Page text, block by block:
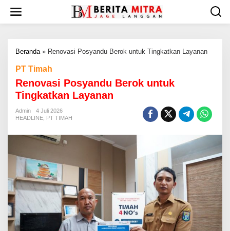
w
Beranda» Renovasi Posyandu Berok untuk Tingkatkan Layanan
PT Timah
Renovasi Posyandu Berok untuk
Tingkatkan Layanan
Admin
4 Juli 2026
HEADLINE PT TIMAH